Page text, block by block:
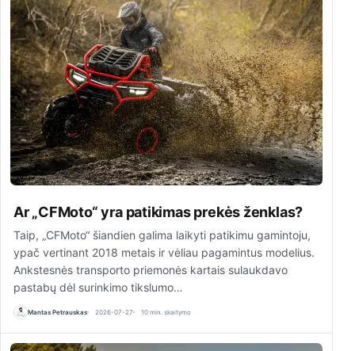
Ar „CFMoto“ yra patikimas prekės ženklas?
Taip, „CFMoto“ šiandien galima laikyti patikimu gamintoju,
ypač vertinant 2018 metais ir vėliau pagamintus modelius.
Ankstesnės transporto priemonės kartais sulaukdavo
pastabų dėl surinkimo tikslumo…
Mantas Petrauskas 2026-07-27 10 min. skaitymo